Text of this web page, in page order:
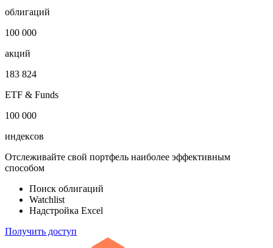
облигаций
100 000
акций
183 824
ETF & Funds
100 000
индексов
Отслеживайте свой портфель наиболее эффективным
способом
Поиск облигаций
Watchlist
Надстройка Excel
Получить доступ